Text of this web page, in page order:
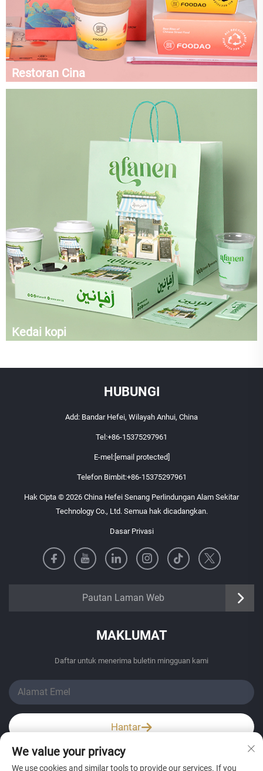
Restoran Cina
Kedai kopi
HUBUNGI
Add: Bandar Hefei, Wilayah Anhui, China
Tel:+86-15375297961
E-mel:[email protected]
Telefon Bimbit:+86-15375297961
Hak Cipta © 2026 China Hefei Senang Perlindungan Alam Sekitar
Technology Co., Ltd. Semua hak dicadangkan.
Dasar Privasi
Pautan Laman Web
https://senangbz.en.alibaba.com
MAKLUMAT
Daftar untuk menerima buletin mingguan kami
Hantar
Wechat / Whatsapp
We value your privacy
We use cookies and similar tools to provide our services. If you